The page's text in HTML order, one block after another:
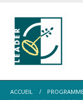
ACCUEIL